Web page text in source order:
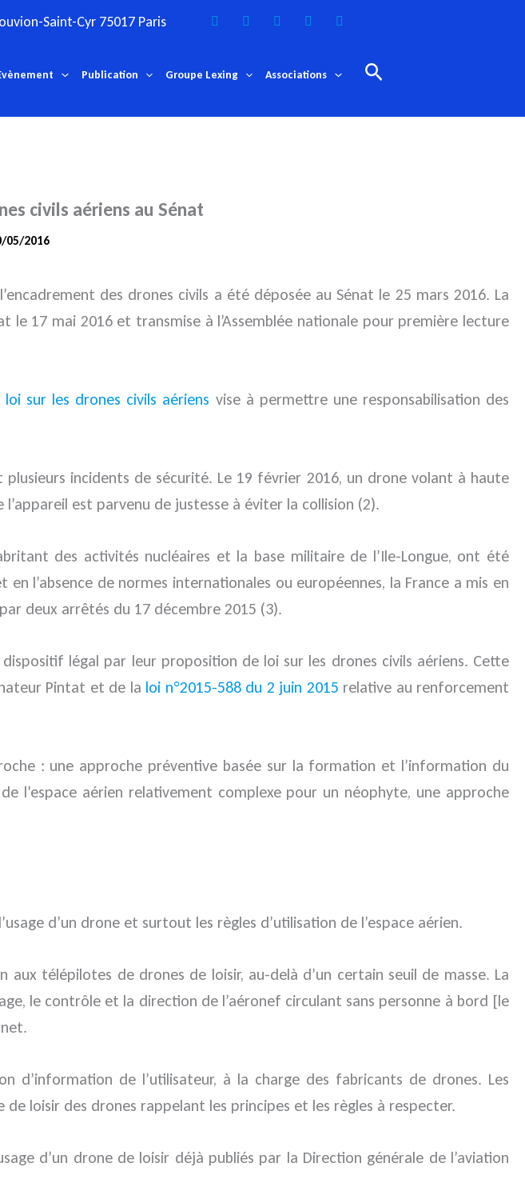
Saint-Cyr 75017 Paris
Publication Groupe Lexing Associations Rechercher
civils aériens au Sénat
05/2016
des drones civils a été déposée au Sénat le 25 mars 2016. La
17 mai 2016 et transmise à l’Assemblée nationale pour première lecture
sur les drones civils aériens vise à permettre une responsabilisation des
incidents de sécurité. Le 19 février 2016, un drone volant à haute
est parvenu de justesse à éviter la collision (2).
des activités nucléaires et la base militaire de l’Ile-Longue, ont été
l’absence de normes internationales ou européennes, la France a mis en
deux arrêtés du 17 décembre 2015 (3).
légal par leur proposition de loi sur les drones civils aériens. Cette
Pintat et de la loi n°2015-588 du 2 juin 2015 relative au renforcement
: une approche préventive basée sur la formation et l’information du
l’espace aérien relativement complexe pour un néophyte, une approche
d’un drone et surtout les règles d’utilisation de l’espace aérien.
télépilotes de drones de loisir, au-delà d’un certain seuil de masse. La
le contrôle et la direction de l’aéronef circulant sans personne à bord [le
d’information de l’utilisateur, à la charge des fabricants de drones. Les
loisir des drones rappelant les principes et les règles à respecter.
d’un drone de loisir déjà publiés par la Direction générale de l’aviation